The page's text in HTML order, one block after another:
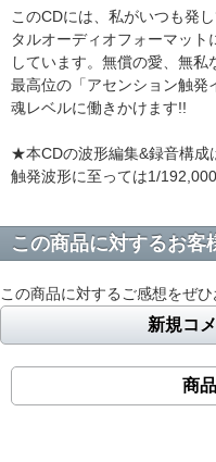
このCDには、私がいつも発
タルオーディオフォーマッ
しています。無償の愛、無
最高位の「アセンション触発
魂レベルに働きかけます!!
★本CDの波形編集&録音構成
触発波形に至っては1/
この商品に対するお客
この商品に対するご感想をぜひ
新規コ
商